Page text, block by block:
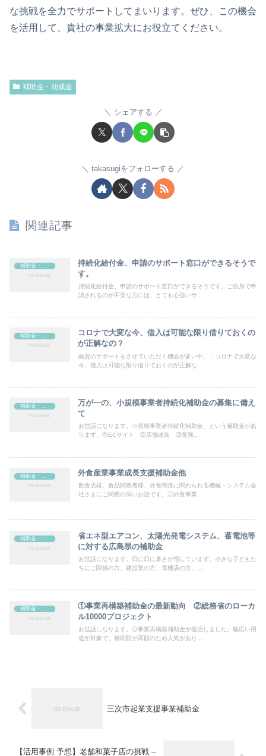
な挑戦を全力でサポートしてまいります。ぜひ、この機会
を活用して、貴社の事業拡大にお役立てください。
補助金・助成金
シェアする
takasugiをフォローする
関連記事
持続化給付金、申請のサポート窓口ができるそうで
す。
持続化給付金、申請のサポート窓口ができるそうです。ご自身で申
請されるのが不安な方には、とても心強いサ...
コロナで大変な今、借入は可能な限り借りておくの
が正解なの？
融資のサポートをさせていただく機会が多い中、「コロナで大変な
今、借入は可能な限り借りておくのが正解な...
万が一の、小規模事業者持続化補助金の募集に備え
て
お世話になります。小規模事業者持続化補助金、という補助金があ
ります。①ECサイト ②店舗改装 ③業務...
外食産業事業成長支援補助金他
飲食店様、食品関係者様、外食関係に関わられる機械・システム会
社さまにご関係の深いお話です。◎外食事業...
補助金・助成金
省エネ型エアコン、太陽光発電システム、蓄電池等
に対する広島県の補助金
お世話になります。日に日に暑さが増しています。小さな子どもた
ちにご関係の方、建設業の方、電機店の方、...
補助金・助成金
①事業再構築補助金の最新動向 ②総務省のローカ
ル10000プロジェクト
お世話になります。◎事業再構築補助金が復活しました。幅広い用
途が対象で、補助額が高額のため人気があり...
三次市起業支援事業補助金
【活用事例 予想】老舗和菓子店の挑戦 –